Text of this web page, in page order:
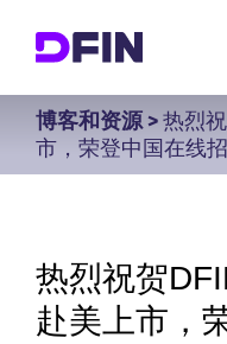
博客和资源>热烈
市，荣登中国在线
热烈祝贺
赴美上市，